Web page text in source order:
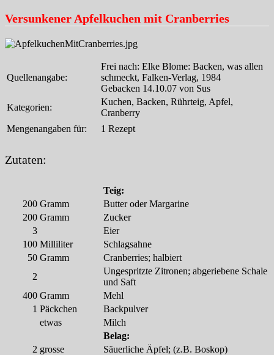
Versunkener Apfelkuchen mit Cranberries
Quellenangabe:
Frei nach: Elke Blome: Backen, was allen
schmeckt, Falken-Verlag, 1984
Gebacken 14.10.07 von Sus
Kategorien:
Kuchen, Backen, Rührteig, Apfel,
Cranberry
Mengenangaben für:
1 Rezept
Zutaten:
Teig:
200 Gramm
Butter oder Margarine
200 Gramm
Zucker
3
Eier
100 Milliliter
Schlagsahne
50 Gramm
Cranberries; halbiert
2
Ungespritzte Zitronen; abgeriebene Schale
und Saft
400 Gramm
Mehl
1 Päckchen
Backpulver
etwas
Milch
Belag:
2 grosse
Säuerliche Äpfel; (z.B. Boskop)